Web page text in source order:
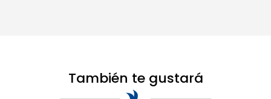
También te gustará